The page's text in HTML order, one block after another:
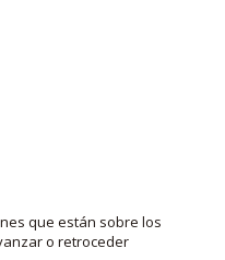
que están sobre los
o retroceder